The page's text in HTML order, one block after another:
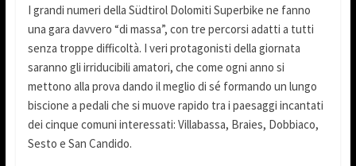
I grandi numeri della Südtirol Dolomiti Superbike ne fanno
una gara davvero “di massa”, con tre percorsi adatti a tutti
senza troppe difficoltà. I veri protagonisti della giornata
saranno gli irriducibili amatori, che come ogni anno si
mettono alla prova dando il meglio di sé formando un lungo
biscione a pedali che si muove rapido tra i paesaggi incantati
dei cinque comuni interessati: Villabassa, Braies, Dobbiaco,
Sesto e San Candido.